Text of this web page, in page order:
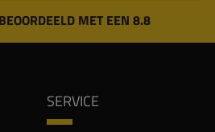
MET EEN 8.8
SERVICE